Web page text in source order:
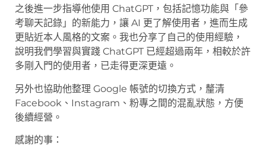
之後進一步指導他使用 ChatGPT，包括記憶功能與「參
考聊天記錄」的新能力，讓 AI 更了解使用者，進而生成
更貼近本人風格的文案。我也分享了自己的使用經驗，
說明我們學習與實踐 ChatGPT 已經超過兩年，相較於許
多剛入門的使用者，已走得更深更遠。
另外也協助他整理 Google 帳號的切換方式，釐清
Facebook、Instagram、粉專之間的混亂狀態，方便
後續經營。
感謝的事：